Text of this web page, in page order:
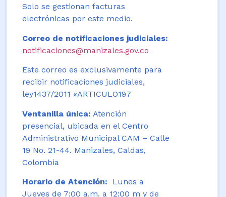
Solo se gestionan facturas
electrónicas por este medio.
Correo de notificaciones judiciales:
notificaciones@manizales.gov.co
Este correo es exclusivamente para
recibir notificaciones judiciales,
ley1437/2011 «ARTICULO197
Ventanilla única: Atención
presencial, ubicada en el Centro
Administrativo Municipal CAM – Calle
19 No. 21-44. Manizales, Caldas,
Colombia
Horario de Atención:
Lunes a
Jueves de 7:00 a.m. a 12:00 m y de